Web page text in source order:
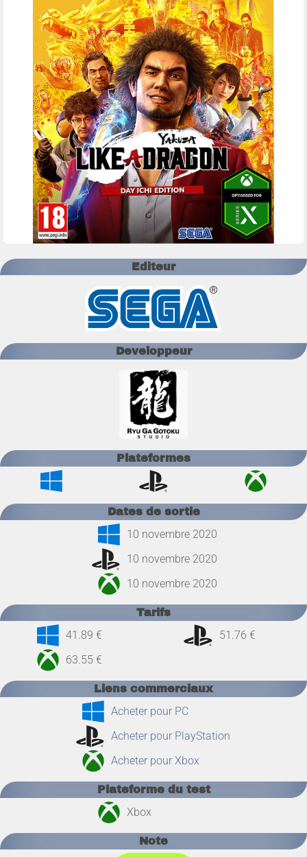
Editeur
Developpeur
Plateformes
Dates de sortie
10 novembre 2020
10 novembre 2020
10 novembre 2020
Tarifs
41.89 €
51.76 €
63.55 €
Liens commerciaux
Acheter pour PC
Acheter pour PlayStation
Acheter pour Xbox
Plateforme du test
Xbox
Note